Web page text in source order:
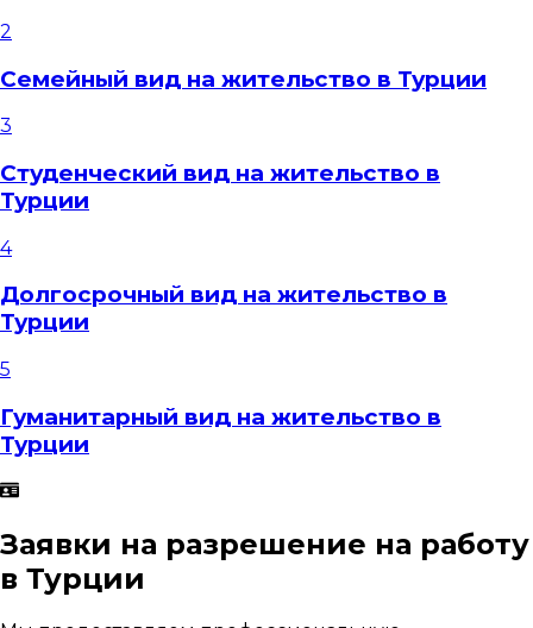
2
Семейный вид на жительство в Турции
3
Студенческий вид на жительство в
Турции
4
Долгосрочный вид на жительство в
Турции
5
Гуманитарный вид на жительство в
Турции
Заявки на разрешение на работу
в Турции